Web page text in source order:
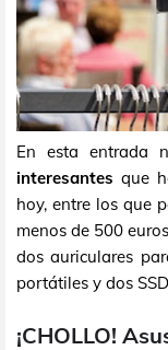
En esta entrada
interesantes que
hoy, entre los que
menos de 500
dos auriculares
portátiles y dos
¡CHOLLO!